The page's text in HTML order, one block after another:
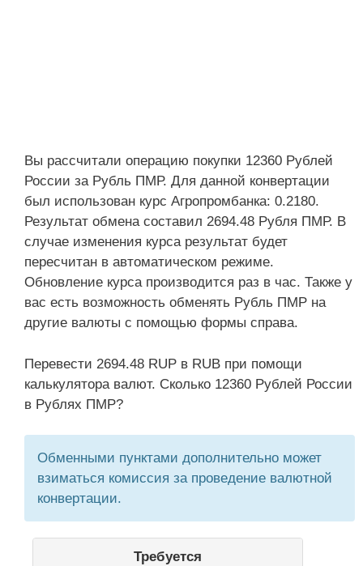
Вы рассчитали операцию покупки 12360 Рублей
России за Рубль ПМР. Для данной конвертации
был использован курс Агропромбанка: 0.2180.
Результат обмена составил 2694.48 Рубля ПМР. В
случае изменения курса результат будет
пересчитан в автоматическом режиме.
Обновление курса производится раз в час. Также у
вас есть возможность обменять Рубль ПМР на
другие валюты с помощью формы справа.
Перевести 2694.48 RUP в RUB при помощи
калькулятора валют. Сколько 12360 Рублей России
в Рублях ПМР?
Обменными пунктами дополнительно может
взиматься комиссия за проведение валютной
конвертации.
Требуется